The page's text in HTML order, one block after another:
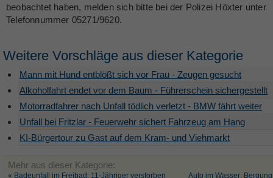
beobachtet haben, melden sich bitte bei der Polizei Höxter unter
Telefonnummer 05271/9620.
Weitere Vorschläge aus dieser Kategorie
Mann mit Hund entblößt sich vor Frau - Zeugen gesucht
Alkoholfahrt endet vor dem Baum - Führerschein sichergestellt
Motorradfahrer nach Unfall tödlich verletzt - BMW fährt weiter
Unfall bei Fritzlar - Feuerwehr sichert Fahrzeug am Hang
KI-Bürgertour zu Gast auf dem Kram- und Viehmarkt
Mehr aus dieser Kategorie:
« Badeunfall im Freibad: 11-Jähriger verstorben Auto im Wasser: